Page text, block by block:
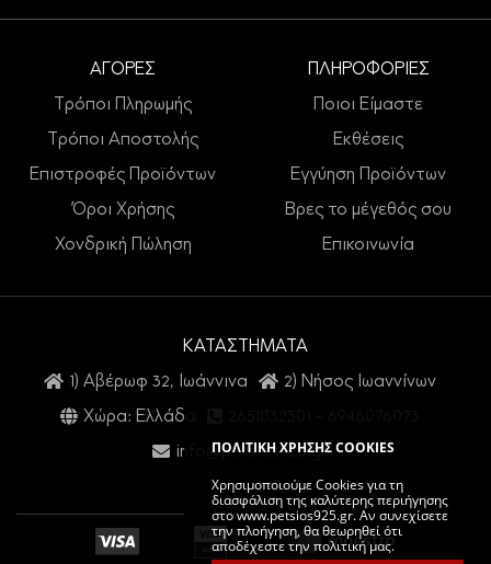
ΠΟΛΙΤΙΚΗ ΧΡΗΣΗΣ COOKIES
Χρησιμοποιούμε Cookies για τη
διασφάλιση της καλύτερης περιήγησης
στο www.petsios925.gr. Αν συνεχίσετε
την πλοήγηση, θα θεωρηθεί ότι
αποδέχεστε την πολιτική μας.
ΑΓΟΡΕΣ
Τρόποι Πληρωμής
Τρόποι Αποστολής
Επιστροφές Προϊόντων
Όροι Χρήσης
Χονδρική Πώληση
ΠΛΗΡΟΦΟΡΙΕΣ
Ποιοι Είμαστε
Εκθέσεις
Εγγύηση Προϊόντων
Βρες το μέγεθός σου
Επικοινωνία
ΚΑΤΑΣΤΗΜΑΤΑ
1) Αβέρωφ 32, Ιωάννινα
2) Νήσος Ιωαννίνων
Χώρα: Ελλάδα
info@petsios925.gr